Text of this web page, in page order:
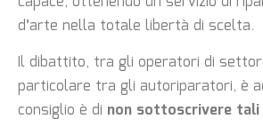
d’arte nella totale libertà di scelta.
Il dibattito, tra gli operatori di
particolare tra gli autoriparatori, è
consiglio è di non sottoscrivere tali